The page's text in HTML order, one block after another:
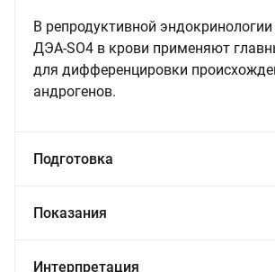
В репродуктивной
ДЭА-SO4 в крови применяют
для дифференцировки
андрогенов.
Подготовка
Показания
Интерпретация